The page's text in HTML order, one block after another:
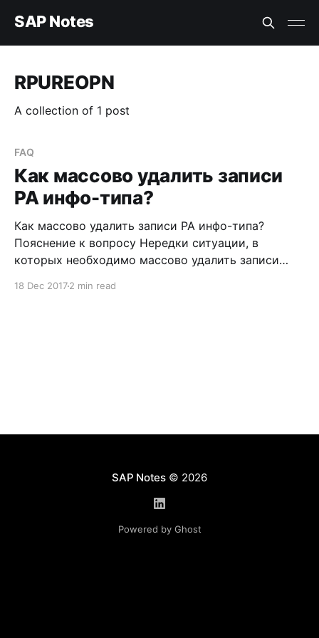
SAP Notes
RPUREOPN
A collection of 1 post
FAQ
Как массово удалить записи
PA инфо-типа?
Как массово удалить записи PA инфо-типа?
Пояснение к вопросу Нередки ситуации, в
которых необходимо массово удалить записи
18 Dec 20172 min read
SAP Notes© 2026
Powered by Ghost